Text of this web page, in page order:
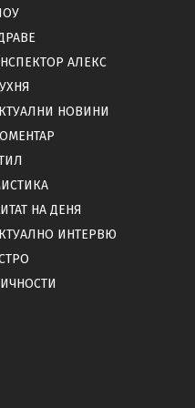
АЛЕКС
НОВИНИ
НА ДЕНЯ
ИНТЕРВЮ